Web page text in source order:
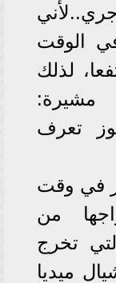
الوقت
لذلك
مشيرة:
تعرف
في وقت
من
تخرج
ميديا